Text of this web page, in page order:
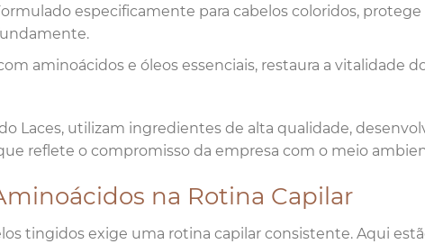
especificamente para cabelos coloridos,
aminoácidos e óleos essenciais, restaura a vitalidade
Laces, utilizam ingredientes de alta qualidade,
reflete o compromisso da empresa com o meio
na Rotina Capilar
tingidos exige uma rotina capilar consistente. Aqui